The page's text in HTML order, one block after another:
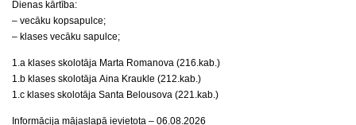
Dienas kārtība:
– vecāku kopsapulce;
– klases vecāku sapulce;
1.a klases skolotāja Marta Romanova (216.kab.)
1.b klases skolotāja Aina Kraukle (212.kab.)
1.c klases skolotāja Santa Belousova (221.kab.)
Informācija mājaslapā ievietota – 06.08.2026